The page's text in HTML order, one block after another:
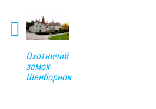
Охотничий
замок
Шенборнов